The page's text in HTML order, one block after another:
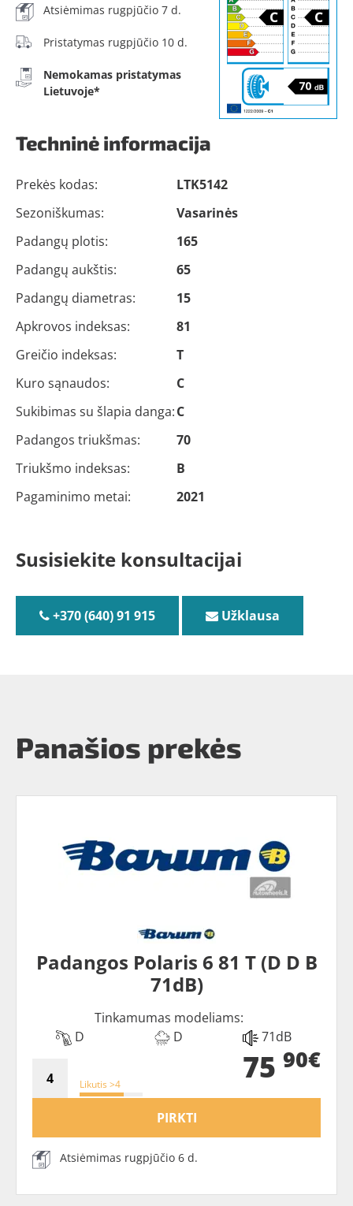
Atsiėmimas rugpjūčio 7 d.
Pristatymas rugpjūčio 10 d.
Nemokamas pristatymas
Lietuvoje*
Techninė informacija
Prekės kodas:
LTK5142
Sezoniškumas:
Vasarinės
Padangų plotis:
165
Padangų aukštis:
65
Padangų diametras:
15
Apkrovos indeksas:
81
Greičio indeksas:
T
Kuro sąnaudos:
C
Sukibimas su šlapia danga:C
Padangos triukšmas:
70
Triukšmo indeksas:
B
Pagaminimo metai:
2021
Susisiekite konsultacijai
+370 (640) 91 915 Užklausa
Panašios prekės
Padangos Polaris 6 81 T (D D B
71dB)
Tinkamumas modeliams:
D
D 71dB
Likutis >4 75 90€
PIRKTI
Atsiėmimas rugpjūčio 6 d.